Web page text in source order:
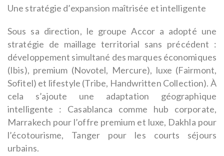
Une stratégie d’expansion maîtrisée et intelligente
Sous sa direction, le groupe Accor a adopté une
stratégie de maillage territorial sans précédent :
développement simultané des marques économiques
(Ibis), premium (Novotel, Mercure), luxe (Fairmont,
Sofitel) et lifestyle (Tribe, Handwritten Collection). À
cela s’ajoute une adaptation géographique
intelligente : Casablanca comme hub corporate,
Marrakech pour l’offre premium et luxe, Dakhla pour
l’écotourisme, Tanger pour les courts séjours
urbains.